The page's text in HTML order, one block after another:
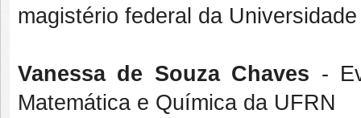
magistério federal da
Vanessa de Souza Chaves -
Matemática e Química da UFRN